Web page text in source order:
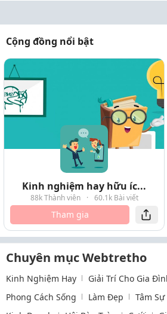
Cộng đồng nổi bật
Kinh nghiệm hay hữu íc...
88k Thành viên · 60.1k Bài viết
Tham gia
Chuyên mục Webtretho
Kinh Nghiệm Hay Giải Trí Cho Gia
Phong Cách Sống
Làm Đẹp Tâm Sự